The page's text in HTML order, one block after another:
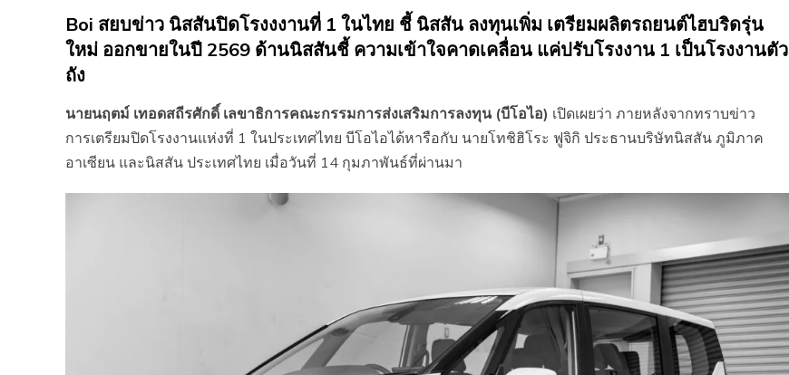
Boi สยบข่าว นิสสันปิดโรงงงานที่ 1 ในไทย ชี้ นิสสัน ลงทุนเพิ่ม เตรียมผลิตรถยนต์ไฮบริดรุ่น
ใหม่ ออกขายในปี 2569 ด้านนิสสันชี้ ความเข้าใจคาดเคลื่อน แค่ปรับโรงงาน 1 เป็นโรงงานตัว
ถัง
นายนฤตม์ เทอดสถีรศักดิ์ เลขาธิการคณะกรรมการส่งเสริมการลงทุน (บีโอไอ) เปิดเผยว่า ภายหลังจากทราบข่าว
การเตรียมปิดโรงงานแห่งที่ 1 ในประเทศไทย บีโอไอได้หารือกับ นายโทชิฮิโระ ฟูจิกิ ประธานบริษัทนิสสัน ภูมิภาค
อาเซียน และนิสสัน ประเทศไทย เมื่อวันที่ 14 กุมภาพันธ์ที่ผ่านมา